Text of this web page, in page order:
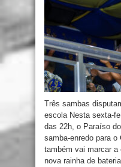
Três sambas
escola Nesta sexta-
das 22h, o Paraíso
samba-enredo para o
também vai marcar a
nova rainha de